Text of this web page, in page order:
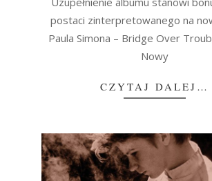
postaci zinterpretowanego na
Paula Simona – Bridge Over
Nowy
CZYTAJ DALEJ…